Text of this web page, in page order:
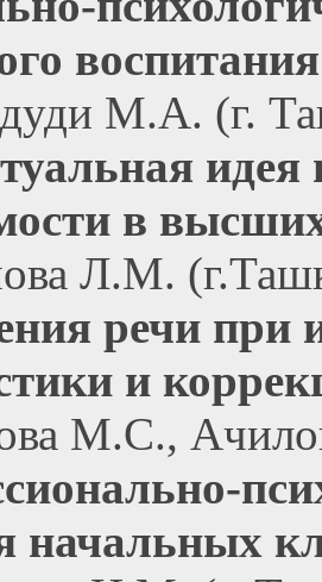
М.А. (г.
в
Л.М.
речи при
и
М.С.,
начальных